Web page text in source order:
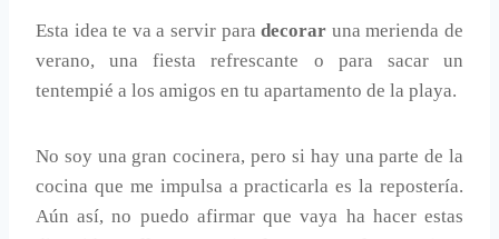
Esta idea te va a servir paradecorar una merienda de
verano, una fiesta refrescante o para sacar un
tentempié a los amigos en tu apartamento de la playa.
No soy una gran cocinera, pero si hay una parte de la
cocina que me impulsa a practicarla es la repostería.
Aún así, no puedo afirmar que vaya ha hacer estas